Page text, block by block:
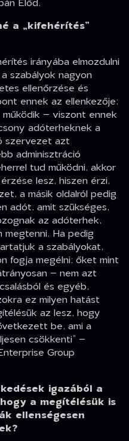
a „kifehérítés”
irányába elmozdulni
szabályok nagyon
ellenőrzése és
ennek az ellenkezője:
– viszont ennek
adóterheknek a
szervezet azt
adminisztráció
tud működni, akkor
lesz, hiszen érzi,
a másik oldalról pedig
adót, amit szükséges,
az adóterhek,
Ha pedig
a szabályokat,
fogja megélni: őket mint
– nem azt
és egyéb,
ez milyen hatást
az lesz, hogy
be, ami a
csökkenti” –
Group
igazából a
a megítélésük is
ellenségesen